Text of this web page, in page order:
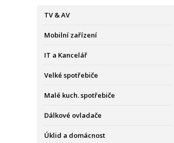
TV & AV
Mobilní zařízení
IT a Kancelář
Velké spotřebiče
Malé kuch. spotřebiče
Dálkové ovladače
Úklid a domácnost